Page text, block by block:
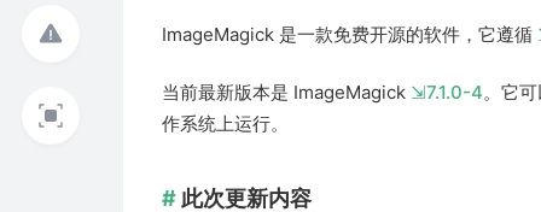
ImageMagick 是一款免费开源的软件，它遵循
当前最新版本是 ImageMagick 7.1.0-4。它
作系统上运行。
此次更新内容